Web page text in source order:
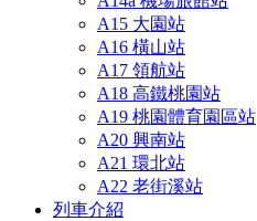
A15 大園站
A16 橫山站
A17 領航站
A18 高鐵桃園站
A19 桃園體育園區站
A20 興南站
A21 環北站
A22 老街溪站
列車介紹